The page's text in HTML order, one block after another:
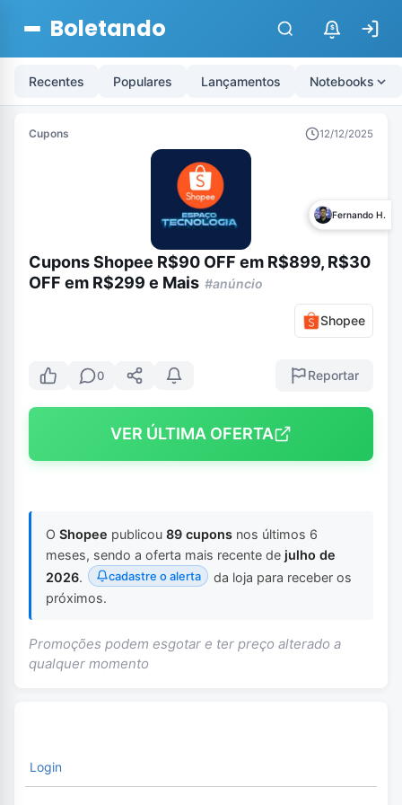
Boletando $
Recentes Populares Lançamentos Notebooks
Cupons 12/12/2025
Fernando H.
Cupons Shopee R$90 OFF em R$899, R$30
OFF em R$299 e Mais #anúncio
Shopee
0 Reportar
VER ÚLTIMA OFERTA
O Shopee publicou 89 cupons nos últimos 6
meses, sendo a oferta mais recente de julho de
2026. cadastre o alerta
da loja para receber os
próximos.
Promoções podem esgotar e ter preço alterado a
qualquer momento
Login